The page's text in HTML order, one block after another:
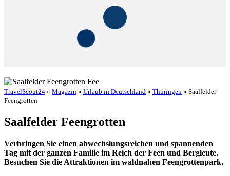
TravelScout24 » Magazin » Urlaub in Deutschland » Thüringen » Saalfelder
Feengrotten
Saalfelder Feengrotten
Verbringen Sie einen abwechslungsreichen und spannenden
Tag mit der ganzen Familie im Reich der Feen und Bergleute.
Besuchen Sie die Attraktionen im waldnahen Feengrottenpark.